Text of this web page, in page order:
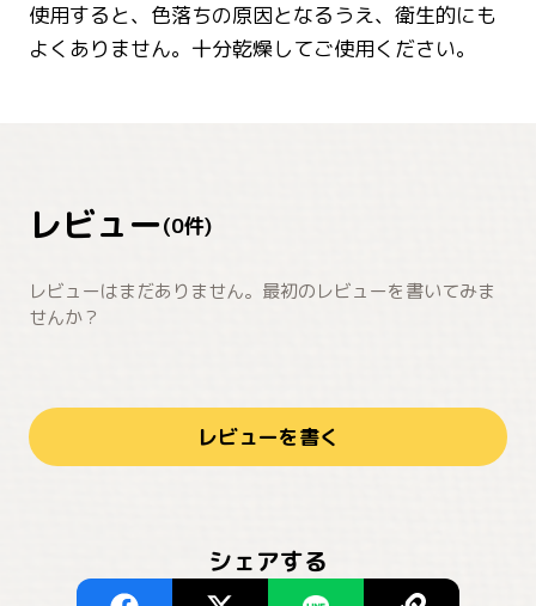
使用すると、色落ちの原因となるうえ、衛生的にも
よくありません。十分乾燥してご使用ください。
レビュー(0件)
レビューはまだありません。最初のレビューを書いてみま
せんか？
レビューを書く
シェアする